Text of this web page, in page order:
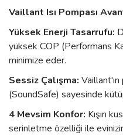
Vaillant Isı Pompası
Yüksek Enerji Tasarrufu:
yüksek COP (Performans
minimize eder.
Sessiz Çalışma:
(SoundSafe) sayesinde
4 Mevsim Konfor: Kışın
serinletme özelliği ile